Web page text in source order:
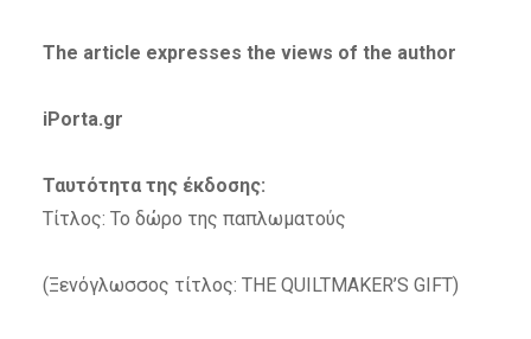
The article expresses the views of the author
iPorta.gr
Ταυτότητα της έκδοσης:
Τίτλος: Το δώρο της παπλωματούς
(Ξενόγλωσσος τίτλος: THE QUILTMAKER’S GIFT)